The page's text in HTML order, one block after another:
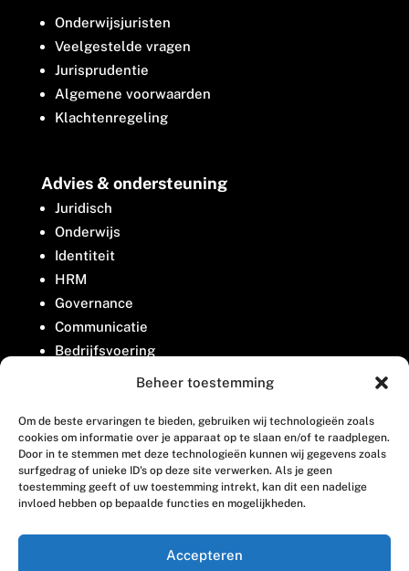
Beheer toestemming
Om de beste ervaringen te bieden, gebruiken wij technologieën zoals
cookies om informatie over je apparaat op te slaan en/of te raadplegen.
Door in te stemmen met deze technologieën kunnen wij gegevens zoals
surfgedrag of unieke ID's op deze site verwerken. Als je geen
toestemming geeft of uw toestemming intrekt, kan dit een nadelige
invloed hebben op bepaalde functies en mogelijkheden.
Accepteren
Onderwijsjuristen
Veelgestelde vragen
Jurisprudentie
Algemene voorwaarden
Klachtenregeling
Advies & ondersteuning
Juridisch
Onderwijs
Identiteit
HRM
Governance
Communicatie
Bedrijfsvoering
Belangenbehartiging
Contact
Houttuinlaan 8
3447 GM Woerden